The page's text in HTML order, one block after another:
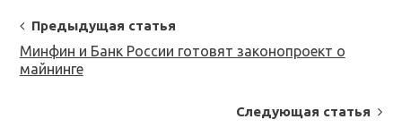
Post
Navigation
Предыдущая статья
Минфин и Банк России готовят законопроект о
майнинге
Следующая статья